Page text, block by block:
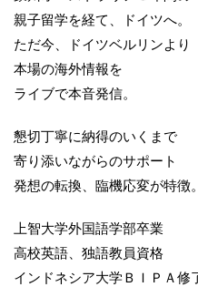
親子留学を経て、ドイツへ。
ただ今、ドイツベルリンより
本場の海外情報を
ライブで本音発信。
懇切丁寧に納得のいくまで
寄り添いながらのサポート
発想の転換、臨機応変が特徴。
上智大学外国語学部卒業
高校英語、独語教員資格
インドネシア大学ＢＩＰＡ修